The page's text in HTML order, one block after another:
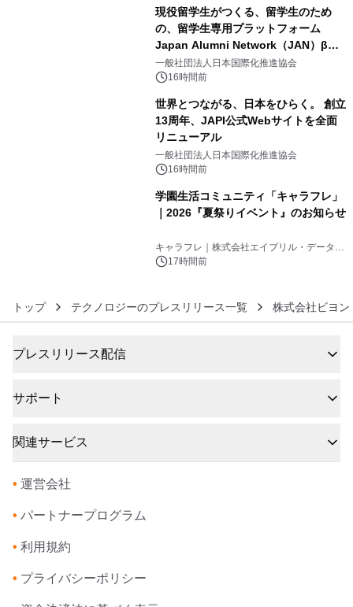
現役留学生がつくる、留学生のため
の、留学生専用プラットフォーム
Japan Alumni Network（JAN）β版
をリリース
一般社団法人日本国際化推進協会
16時間前
世界とつながる、日本をひらく。 創立
13周年、JAPI公式Webサイトを全面
リニューアル
一般社団法人日本国際化推進協会
16時間前
学園生活コミュニティ「キャラフレ」
｜2026『夏祭りイベント』のお知らせ
キャラフレ｜株式会社エイプリル・データ・
デザインズ
17時間前
トップ テクノロジーのプレスリリース一覧 株式会社ビヨン
プレスリリース配信
サポート
関連サービス
• 運営会社
• パートナープログラム
• 利用規約
• プライバシーポリシー